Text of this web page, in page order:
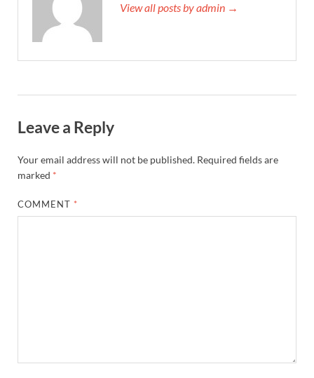
View all posts by admin →
Leave a Reply
Your email address will not be published. Required fields are
marked *
COMMENT *